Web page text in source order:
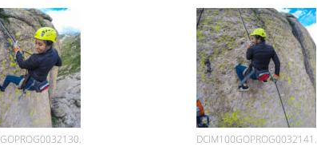
DCIM100GOPROG0032141.